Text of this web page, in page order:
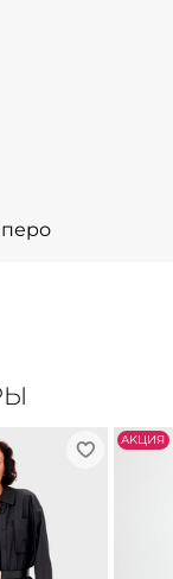
перо
АKЦИЯ